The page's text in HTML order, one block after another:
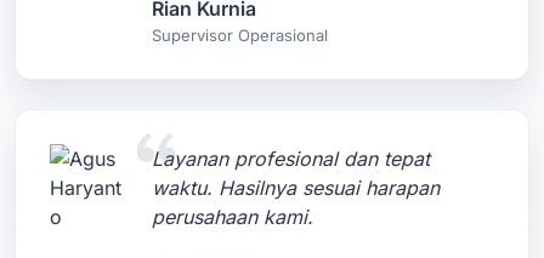
Rian Kurnia
Supervisor Operasional
Layanan profesional dan tepat
waktu. Hasilnya sesuai harapan
perusahaan kami.